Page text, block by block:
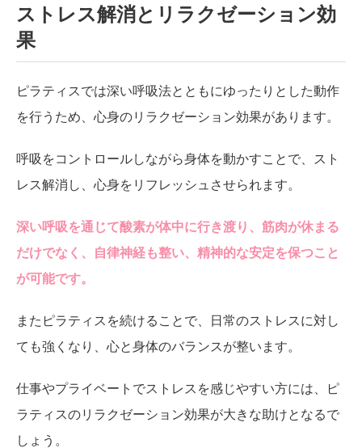
ストレス解消とリラクゼーション効
果
ピラティスでは深い呼吸法とともにゆったりとした動作
を行うため、心身のリラクゼーション効果があります。
呼吸をコントロールしながら身体を動かすことで、スト
レス解消し、心身をリフレッシュさせられます。
深い呼吸を通じて酸素が体中に行き渡り、筋肉が休まる
だけでなく、自律神経も整い、精神的な安定を保つこと
が可能です。
またピラティスを続けることで、日常のストレスに対し
ても強くなり、心と身体のバランスが整います。
仕事やプライベートでストレスを感じやすい方には、ピ
ラティスのリラクゼーション効果が大きな助けとなるで
しょう。